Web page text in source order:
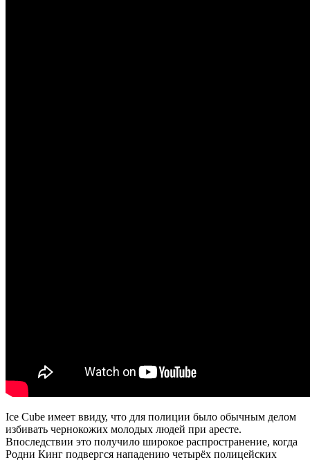
Ice Cube имеет ввиду, что для полиции было обычным делом
избивать чернокожих молодых людей при аресте.
Впоследствии это получило широкое распространение, когда
Родни Кинг подвергся нападению четырёх полицейских